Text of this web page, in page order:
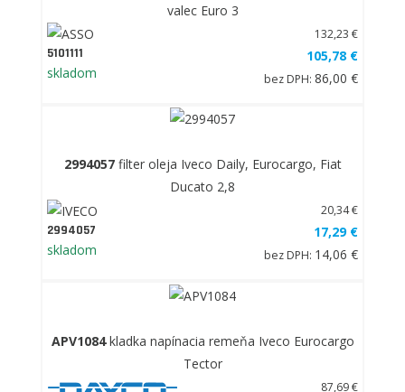
valec Euro 3
5101111
skladom
132,23 €
105,78 €
bez DPH: 86,00 €
2994057filter oleja Iveco Daily, Eurocargo, Fiat
Ducato 2,8
2994057
skladom
20,34 €
17,29 €
bez DPH: 14,06 €
APV1084kladka napínacia remeňa Iveco Eurocargo
Tector
87,69 €